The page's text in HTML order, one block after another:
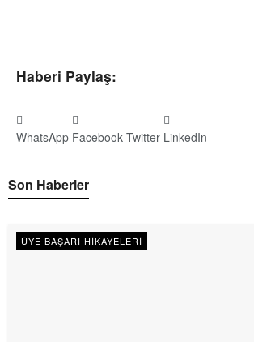
Haberi Paylaş:
WhatsApp Facebook Twitter LinkedIn
Son Haberler
ÜYE BAŞARI HIKAYELERI